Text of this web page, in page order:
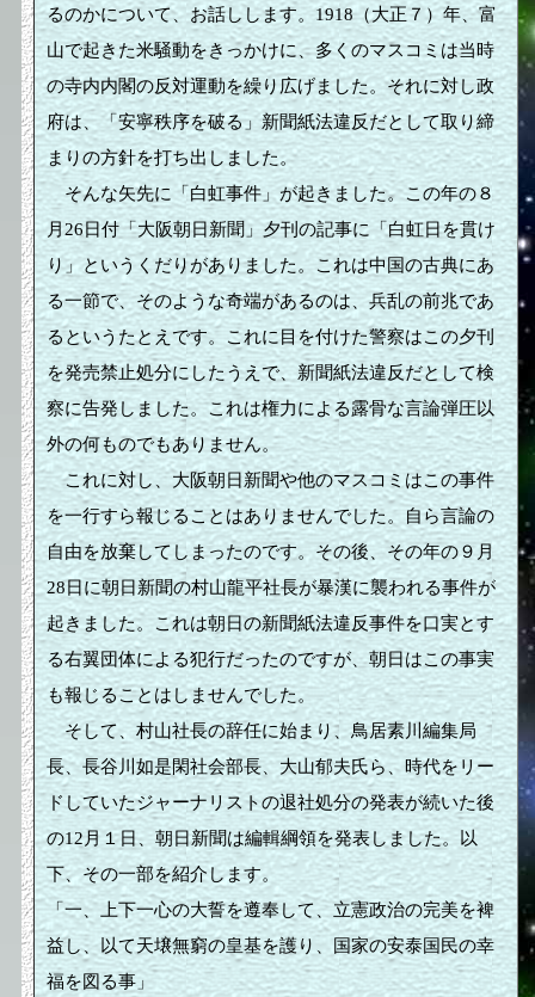
るのかについて、お話しします。1918（大正７）年、富
山で起きた米騒動をきっかけに、多くのマスコミは当時
の寺内内閣の反対運動を繰り広げました。それに対し政
府は、「安寧秩序を破る」新聞紙法違反だとして取り締
まりの方針を打ち出しました。
そんな矢先に「白虹事件」が起きました。この年の８
月26日付「大阪朝日新聞」夕刊の記事に「白虹日を貫け
り」というくだりがありました。これは中国の古典にあ
る一節で、そのような奇端があるのは、兵乱の前兆であ
るというたとえです。これに目を付けた警察はこの夕刊
を発売禁止処分にしたうえで、新聞紙法違反だとして検
察に告発しました。これは権力による露骨な言論弾圧以
外の何ものでもありません。
これに対し、大阪朝日新聞や他のマスコミはこの事件
を一行すら報じることはありませんでした。自ら言論の
自由を放棄してしまったのです。その後、その年の９月
28日に朝日新聞の村山龍平社長が暴漢に襲われる事件が
起きました。これは朝日の新聞紙法違反事件を口実とす
る右翼団体による犯行だったのですが、朝日はこの事実
も報じることはしませんでした。
そして、村山社長の辞任に始まり、鳥居素川編集局
長、長谷川如是閑社会部長、大山郁夫氏ら、時代をリー
ドしていたジャーナリストの退社処分の発表が続いた後
の12月１日、朝日新聞は編輯綱領を発表しました。以
下、その一部を紹介します。
「一、上下一心の大誓を遵奉して、立憲政治の完美を裨
益し、以て天壌無窮の皇基を護り、国家の安泰国民の幸
福を図る事」